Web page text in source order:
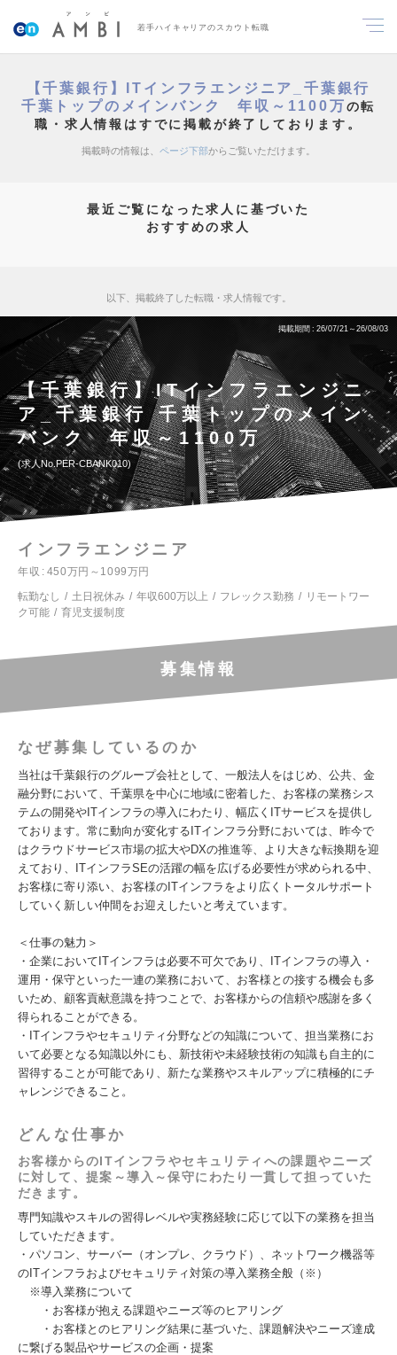
若手ハイキャリアのスカウト転職
【千葉銀行】ITインフラエンジニア_千葉銀行
千葉トップのメインバンク 年収～1100万の転
職・求人情報はすでに掲載が終了しております。
掲載時の情報は、 ページ下部からご覧いただけます。
最近ご覧になった求人に基づいた
おすすめの求人
以下、掲載終了した転職・求人情報です。
掲載期間 26/07/21～26/08/03
【千葉銀行】ITインフラエンジニ
ア_千葉銀行 千葉トップのメイン
バンク 年収～1100万
求人No.PER-CBANK010
インフラエンジニア
年収
450万円～1099万円
転勤なし
土日祝休み 年収600万以上 フレックス勤務
リモートワー
ク可能
育児支援制度
募集情報
なぜ募集しているのか
当社は千葉銀行のグループ会社として、一般法人をはじめ、公共、金
融分野において、千葉県を中心に地域に密着した、お客様の業務シス
テムの開発やITインフラの導入にわたり、幅広くITサービスを提供し
ております。常に動向が変化するITインフラ分野においては、昨今で
はクラウドサービス市場の拡大やDXの推進等、より大きな転換期を迎
えており、ITインフラSEの活躍の幅を広げる必要性が求められる中、
お客様に寄り添い、お客様のITインフラをより広くトータルサポート
していく新しい仲間をお迎えしたいと考えています。
＜仕事の魅力＞
・企業においてITインフラは必要不可欠であり、ITインフラの導入・
運用・保守といった一連の業務において、お客様との接する機会も多
いため、顧客貢献意識を持つことで、お客様からの信頼や感謝を多く
得られることができる。
・ITインフラやセキュリティ分野などの知識について、担当業務にお
いて必要となる知識以外にも、新技術や未経験技術の知識も自主的に
習得することが可能であり、新たな業務やスキルアップに積極的にチ
ャレンジできること。
どんな仕事か
お客様からのITインフラやセキュリティへの課題やニーズ
に対して、提案～導入～保守にわたり一貫して担っていた
だきます。
専門知識やスキルの習得レベルや実務経験に応じて以下の業務を担当
していただきます。
・パソコン、サーバー（オンプレ、クラウド）、ネットワーク機器等
のITインフラおよびセキュリティ対策の導入業務全般（※）
※導入業務について
・お客様が抱える課題やニーズ等のヒアリング
・お客様とのヒアリング結果に基づいた、課題解決やニーズ達成
に繋げる製品やサービスの企画・提案